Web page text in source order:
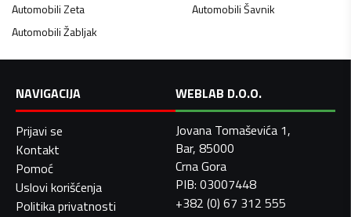
AutomobiliZeta AutomobiliŠavnik
AutomobiliŽabljak
NAVIGACIJA
Prijavi se
Kontakt
Pomoć
Uslovi korišćenja
Politika privatnosti
WEBLAB D.O.O.
Jovana Tomaševića 1,
Bar, 85000
Crna Gora
PIB: 03007448
+382 (0) 67 312 555